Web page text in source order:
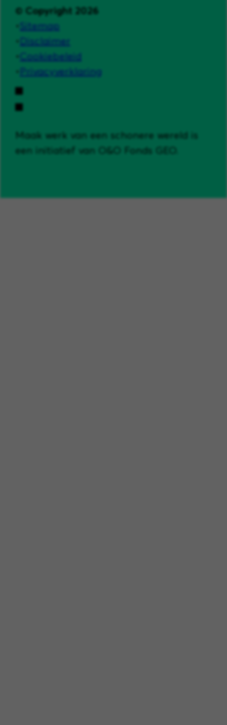
© Copyright 2026
Sitemap
Disclaimer
Cookiebeleid
Privacyverklaring
Maak werk van een schonere wereld is
een initiatief van O&O Fonds GEO.